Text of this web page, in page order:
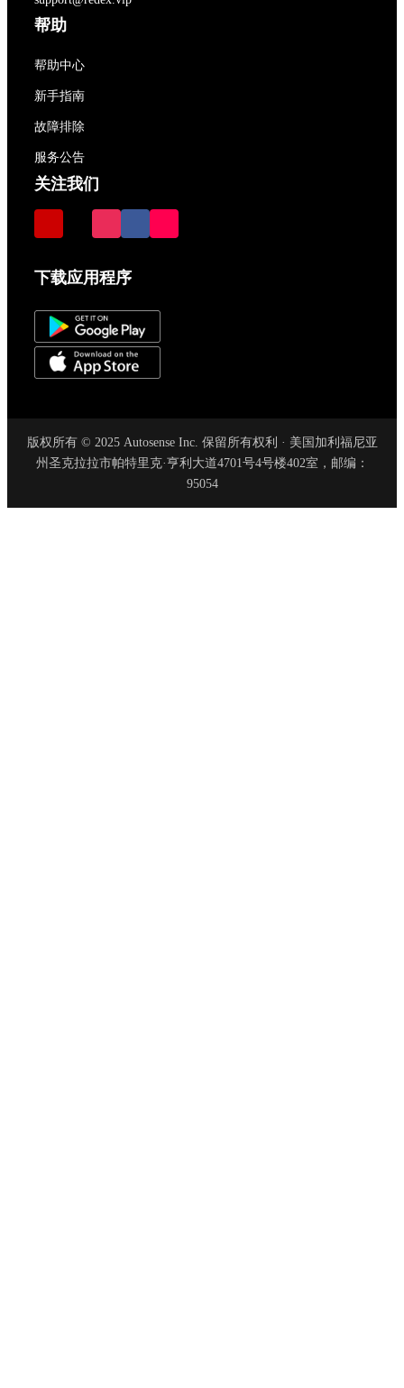
帮助
帮助中心
新手指南
故障排除
服务公告
关注我们
下载应用程序
版权所有 © 2025 Autosense Inc. 保留所有权利 · 美国加利福尼亚
州圣克拉拉市帕特里克·亨利大道4701号4号楼402室，邮编：
95054